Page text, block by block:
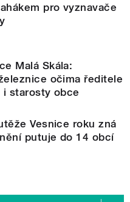
pro vyznavače
Malá Skála:
očima ředitele
i starosty obce
Vesnice roku zná
putuje do 14 obcí